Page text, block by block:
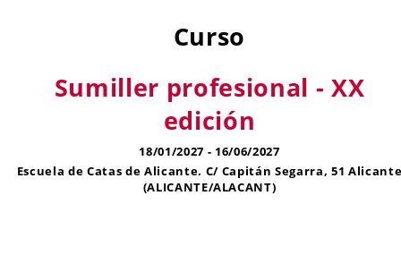
Curso
Sumiller profesional - XX
edición
18/01/2027 - 16/06/2027
Escuela de Catas de Alicante. C/ Capitán Segarra, 51
(ALICANTE/ALACANT)